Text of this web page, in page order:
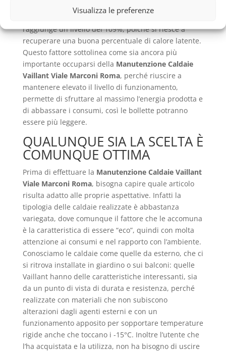
Visualizza le preferenze
nel caso delle caldaie a condensazione ed in
particolare per quelle che sono a gas metano,
raggiunge un livello del 109%, poiché si riesce a
recuperare una buona percentuale di calore latente.
Questo fattore sottolinea come sia ancora più
importante occuparsi della Manutenzione Caldaie
Vaillant Viale Marconi Roma, perché riuscire a
mantenere elevato il livello di funzionamento,
permette di sfruttare al massimo l’energia prodotta e
di abbassare i consumi, così le bollette potranno
essere più leggere.
QUALUNQUE SIA LA SCELTA È
COMUNQUE OTTIMA
Prima di effettuare la Manutenzione Caldaie Vaillant
Viale Marconi Roma, bisogna capire quale articolo
risulta adatto alle proprie aspettative. Infatti la
tipologia delle caldaie realizzate è abbastanza
variegata, dove comunque il fattore che le accomuna
è la caratteristica di essere “eco”, quindi con molta
attenzione ai consumi e nel rapporto con l’ambiente.
Conosciamo le caldaie come quelle da esterno, che ci
si ritrova installate in giardino o sui balconi: quelle
Vaillant hanno delle caratteristiche interessanti, sia
da un punto di vista di durata e resistenza, perché
realizzate con materiali che non subiscono
alterazioni dagli agenti esterni e con un
funzionamento apposito per sopportare temperature
rigide anche che toccano i -15°C. Inoltre l’utente che
l’ha acquistata e la utilizza, non ha bisogno di uscire